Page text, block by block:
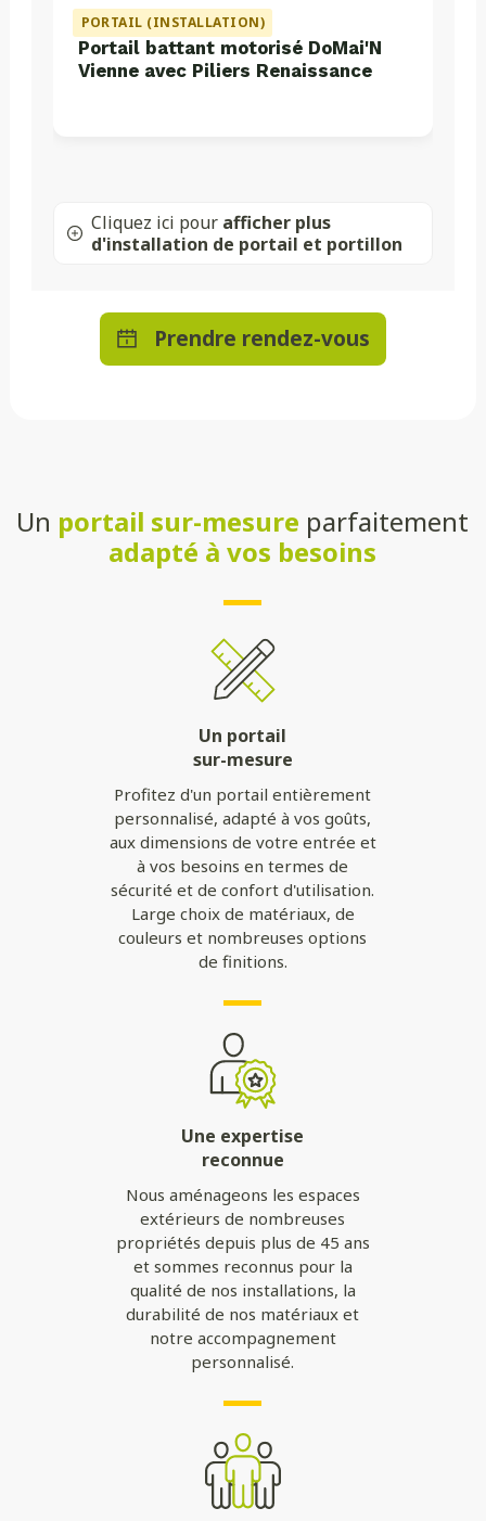
PORTAIL (INSTALLATION)
Portail battant motorisé DoMai'N
Vienne avec Piliers Renaissance
Cliquez ici pour afficher plus
d'installation de portail et portillon
Prendre rendez-vous
Un portail sur-mesure parfaitement
adapté à vos besoins
Un portail
sur-mesure
Profitez d'un portail entièrement
personnalisé, adapté à vos goûts,
aux dimensions de votre entrée et
à vos besoins en termes de
sécurité et de confort d'utilisation.
Large choix de matériaux, de
couleurs et nombreuses options
de finitions.
Une expertise
reconnue
Nous aménageons les espaces
extérieurs de nombreuses
propriétés depuis plus de 45 ans
et sommes reconnus pour la
qualité de nos installations, la
durabilité de nos matériaux et
notre accompagnement
personnalisé.